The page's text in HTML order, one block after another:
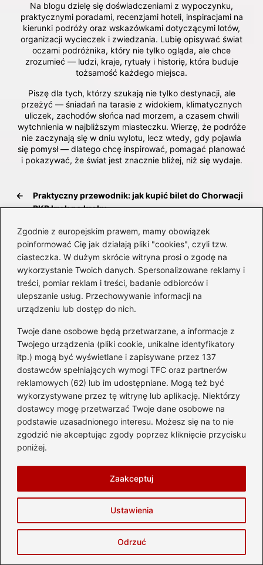
Zgodnie z europejskim prawem, mamy obowiązek
poinformować Cię jak działają pliki "cookies", czyli tzw.
ciasteczka. W dużym skrócie witryna prosi o zgodę na
wykorzystanie Twoich danych. Spersonalizowane reklamy i
treści, pomiar reklam i treści, badanie odbiorców i
ulepszanie usług. Przechowywanie informacji na
urządzeniu lub dostęp do nich.
Twoje dane osobowe będą przetwarzane, a informacje z
Twojego urządzenia (pliki cookie, unikalne identyfikatory
itp.) mogą być wyświetlane i zapisywane przez 137
dostawców spełniających wymogi TFC oraz partnerów
reklamowych (62) lub im udostępniane. Mogą też być
wykorzystywane przez tę witrynę lub aplikację. Niektórzy
dostawcy mogę przetwarzać Twoje dane osobowe na
podstawie uzasadnionego interesu. Możesz się na to nie
zgodzić nie akceptując zgody poprzez kliknięcie przycisku
poniżej.
Ustawienia
Odrzuć
Zaakceptuj
Na blogu dzielę się doświadczeniami z wypoczynku,
praktycznymi poradami, recenzjami hoteli, inspiracjami na
kierunki podróży oraz wskazówkami dotyczącymi lotów,
organizacji wycieczek i zwiedzania. Lubię opisywać świat
oczami podróżnika, który nie tylko ogląda, ale chce
zrozumieć — ludzi, kraje, rytuały i historię, która buduje
tożsamość każdego miejsca.
Piszę dla tych, którzy szukają nie tylko destynacji, ale
przeżyć — śniadań na tarasie z widokiem, klimatycznych
uliczek, zachodów słońca nad morzem, a czasem chwili
wytchnienia w najbliższym miasteczku. Wierzę, że podróże
nie zaczynają się w dniu wylotu, lecz wtedy, gdy pojawia
się pomysł — dlatego chcę inspirować, pomagać planować
i pokazywać, że świat jest znacznie bliżej, niż się wydaje.
←
Praktyczny przewodnik: jak kupić bilet do Chorwacji
PKP krok po kroku
→
Jak i gdzie przechować bagaż w Katowicach?
Praktyczny przewodnik dla podróżnych
Dodaj komentarz
Wymagane pola są oznaczone*
Komentarz*
Nazwa
Adres email*